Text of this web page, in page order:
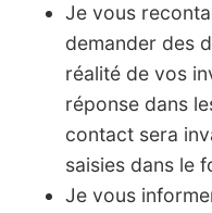
Je vous
demander des
réalité de vos
réponse dans
contact sera
saisies dans le
Je vous